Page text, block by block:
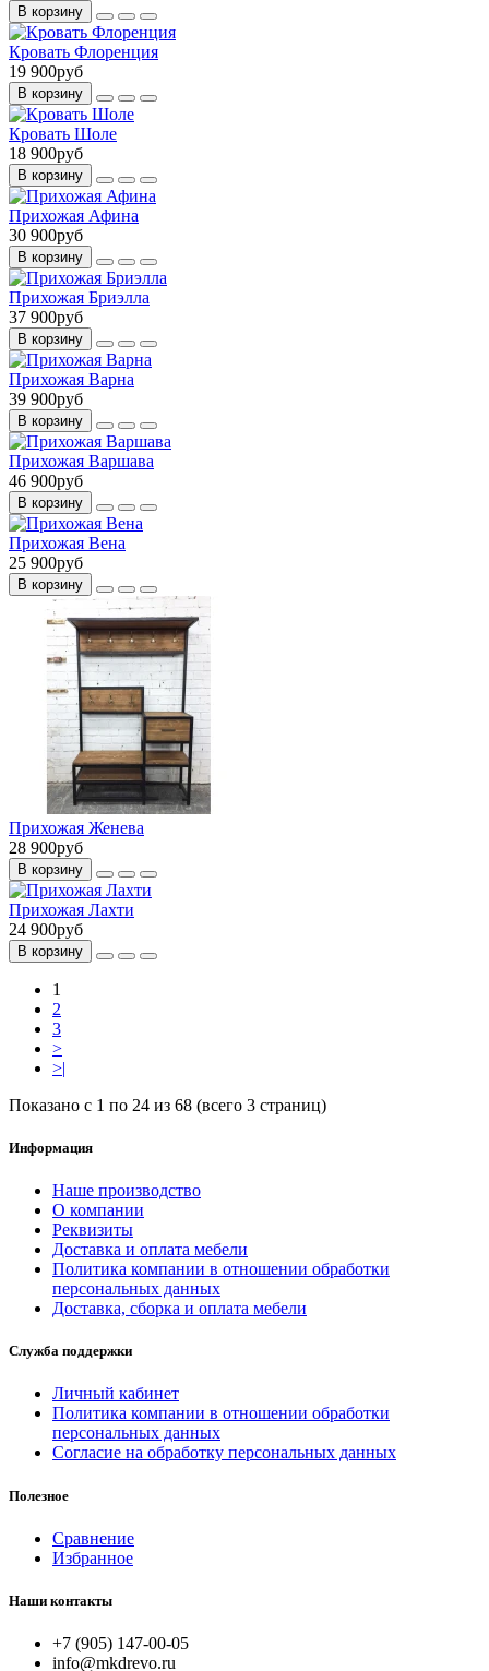
В корзину
Кровать Флоренция
19 900руб
В корзину
Кровать Шоле
18 900руб
В корзину
Прихожая Афина
30 900руб
В корзину
Прихожая Бриэлла
37 900руб
В корзину
Прихожая Варна
39 900руб
В корзину
Прихожая Варшава
46 900руб
В корзину
Прихожая Вена
25 900руб
В корзину
Прихожая Женева
28 900руб
В корзину
Прихожая Лахти
24 900руб
В корзину
1
2
3
>
>|
Показано с 1 по 24 из 68 (всего 3 страниц)
Информация
Наше производство
О компании
Реквизиты
Доставка и оплата мебели
Политика компании в отношении обработки
персональных данных
Доставка, сборка и оплата мебели
Служба поддержки
Личный кабинет
Политика компании в отношении обработки
персональных данных
Согласие на обработку персональных данных
Полезное
Сравнение
Избранное
Наши контакты
+7 (905) 147-00-05
info@mkdrevo.ru